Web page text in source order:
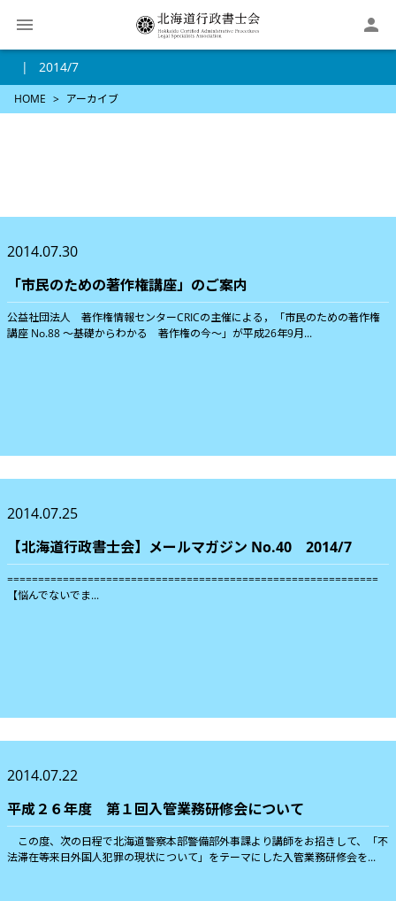

2014/7
HOME アーカイブ
2014.07.30
「市民のための著作権講座」のご案内
公益社団法人 著作権情報センターCRICの主催による，「市民のための著作権
講座 No.88 〜基礎からわかる 著作権の今〜」が平成26年9月...
2014.07.25
【北海道行政書士会】メールマガジン No.40 2014/7
============================================================
【悩んでないでま...
2014.07.22
平成２６年度 第１回入管業務研修会について
この度、次の日程で北海道警察本部警備部外事課より講師をお招きして、「不
法滞在等来日外国人犯罪の現状について」をテーマにした入管業務研修会を...